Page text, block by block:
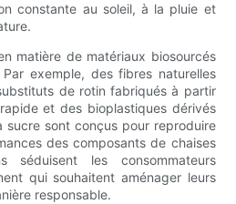
constante au soleil, à la pluie et
matière de matériaux biosourcés
exemple, des fibres naturelles
de rotin fabriqués à partir
et des bioplastiques dérivés
sucre sont conçus pour reproduire
des composants de chaises
séduisent les consommateurs
qui souhaitent aménager leurs
responsable.